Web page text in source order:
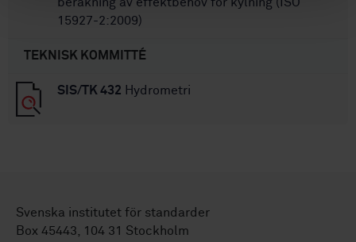
15927-2:2009)
TEKNISK KOMMITTÉ
SIS/TK 432 Hydrometri
Svenska institutet för standarder
Box 45443, 104 31 Stockholm